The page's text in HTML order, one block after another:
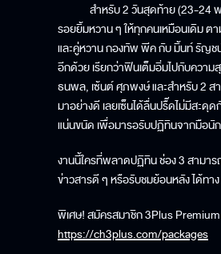
สำหรับ 2 วันสุดท้าย (23-24 พ.ย.
รอยยิ้มหวาน ๆ ให้ทุกคนเหมือนเดิม
และคู่หวาน กองทัพ พีค กับ มิ้นท์ รัญช
อีกด้วย เรียกว่าฟินเต็มอิ่มไปกับความ
ธนพล, เซ้นต์ ศุภพงษ์ และสำหรับ 2 ส
มาอย่างดี เลยเซ็นได้ลื่นปรื๊ดไม่มีสะดุ
แน่นขนัด เพื่อมารอรับปฏิทินจากมือนั
งานนี้ใครที่พลาดปฏิทิน ช่อง 3 สามา
ข่าวสารดี ๆ หรือรับชมย้อนหลัง ได้ทา
พิเศษ! สมัครสมาชิก 3Plus
https://ch3plus.com/packages